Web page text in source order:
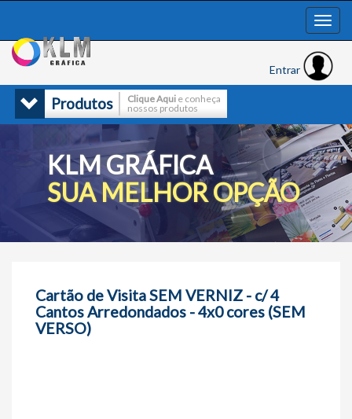
Entrar
Produtos Clique Aqui e conheça
nossos produtos
KLM GRÁFICA
SUA MELHOR OPÇÃO
Cartão de Visita SEM VERNIZ - c/ 4
Cantos Arredondados - 4x0 cores (SEM
VERSO)